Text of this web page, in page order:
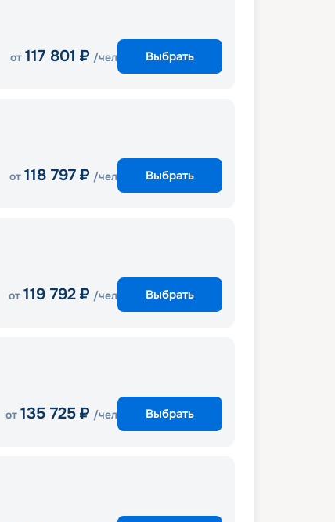
от 117 801 ₽ /чел Выбрать
от 118 797 ₽ /чел Выбрать
от 119 792 ₽ /чел Выбрать
от 135 725 ₽ /чел Выбрать